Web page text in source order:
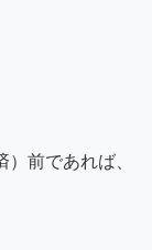
前であれば、